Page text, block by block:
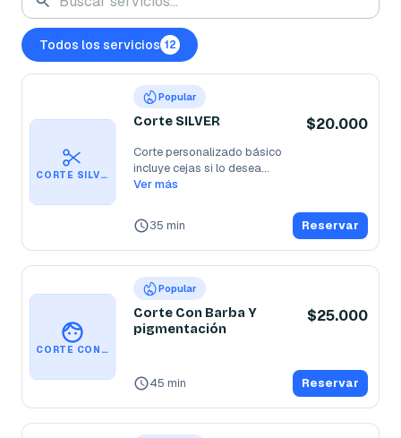
Todos los servicios 12
CORTE SILVER
Popular
Corte SILVER $20.000
Corte personalizado básico
incluye cejas si lo desea
Ver más
35 min Reservar
CORTE CON BARBA Y PIGMENTACIÓN
Popular
Corte Con Barba Y
pigmentación
$25.000
45 min Reservar